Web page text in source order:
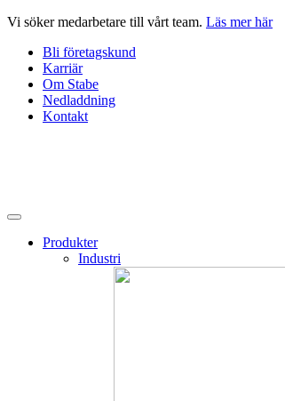
Hoppa
innehåll
Vi söker medarbetare till vårt team. Läs mer här
Bli företagskund
Karriär
Om Stabe
Nedladdning
Kontakt
Produkter
Industri